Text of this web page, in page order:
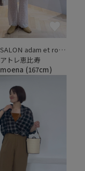
SALON adam et ropé
アトレ恵比寿
moena (167cm)